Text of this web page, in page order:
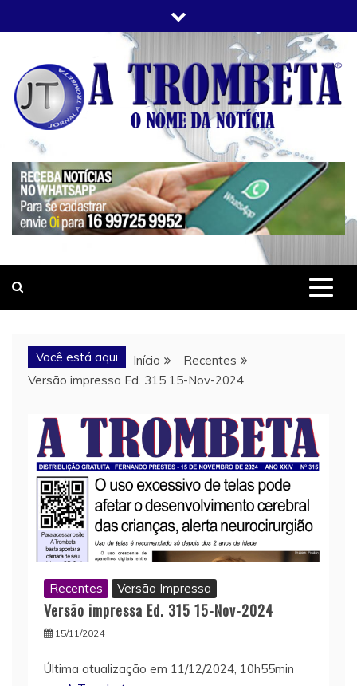
to
JORNAL A TROMBETA
O Nome da Notícia
Você está aqui Início
Recentes
Versão impressa Ed. 315 15-Nov-2024
Recentes Versão Impressa
Versão impressa Ed. 315 15-Nov-2024
15/11/2024
Última atualização em 11/12/2024, 10h55min